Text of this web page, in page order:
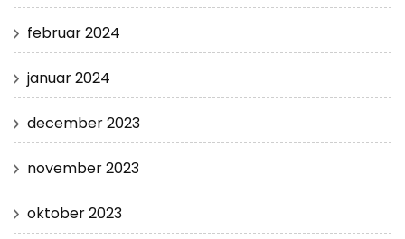
februar 2024
januar 2024
december 2023
november 2023
oktober 2023